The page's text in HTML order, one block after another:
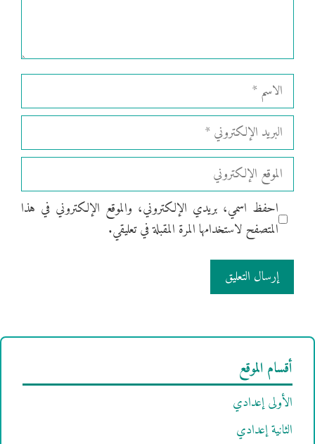
الاسم
البريد
الإلكتروني
الموقع
الإلكتروني
احفظ اسمي، بريدي الإلكتروني، والموقع الإلكتروني في هذا
المتصفح لاستخدامها المرة المقبلة في تعليقي.
أقسام الموقع
الأولى إعدادي
الثانية إعدادي